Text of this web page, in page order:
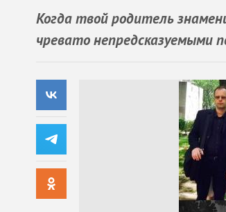
Когда твой родитель
чревато непредсказуемыми